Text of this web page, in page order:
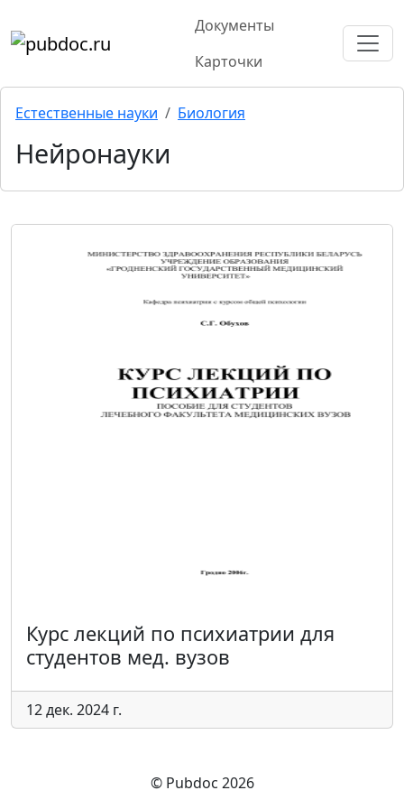
Документы
Карточки
Естественные науки Биология
Нейронауки
Курс лекций по психиатрии для
студентов мед. вузов
12 дек. 2024 г.
© Pubdoc 2026